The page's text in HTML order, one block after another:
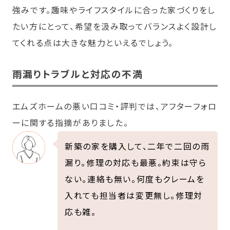
強みです。趣味やライフスタイルに合った家づくりをし
たい方にとって、希望を汲み取ってバランスよく設計し
てくれる点は大きな魅力といえるでしょう。
雨漏りトラブルと対応の不満
エムズホームの悪い口コミ・評判では、アフターフォロ
ーに関する指摘がありました。
新築の家を購入して、二年で二回の雨
漏り。修理の対応も最悪。約束は守ら
ない。連絡も無い。何度もクレームを
入れても担当者は変更無し。修理対
応も雑。